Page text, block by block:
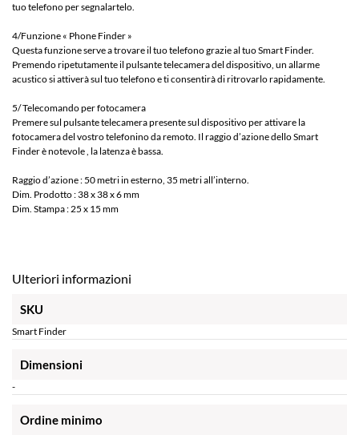
tuo telefono per segnalartelo.
4/Funzione « Phone Finder »
Questa funzione serve a trovare il tuo telefono grazie al tuo Smart Finder.
Premendo ripetutamente il pulsante telecamera del dispositivo, un allarme
acustico si attiverà sul tuo telefono e ti consentirà di ritrovarlo rapidamente.
5/ Telecomando per fotocamera
Premere sul pulsante telecamera presente sul dispositivo per attivare la
fotocamera del vostro telefonino da remoto. Il raggio d’azione dello Smart
Finder è notevole , la latenza è bassa.
Raggio d’azione : 50 metri in esterno, 35 metri all’interno.
Dim. Prodotto : 38 x 38 x 6 mm
Dim. Stampa : 25 x 15 mm
Ulteriori informazioni
SKU
Smart Finder
Dimensioni
-
Ordine minimo